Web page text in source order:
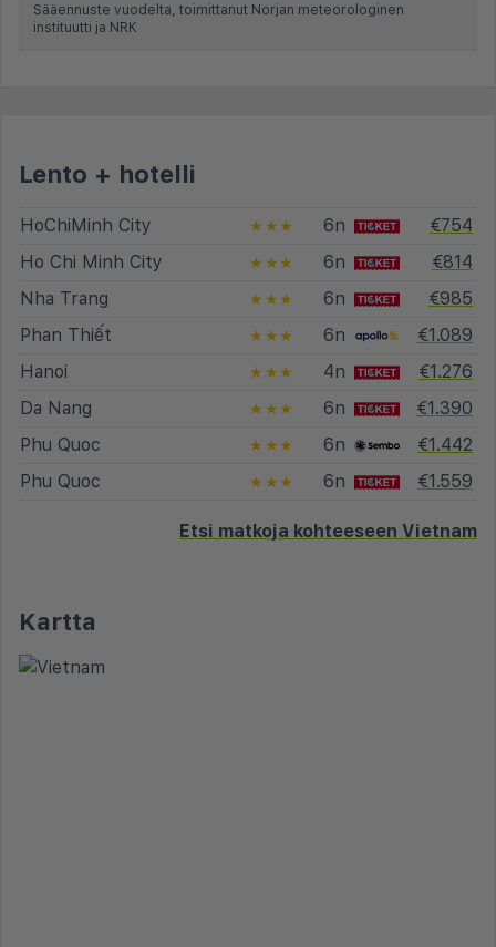
Sääennuste vuodelta, toimittanut Norjan meteorologinen
instituutti ja NRK
Lento + hotelli
HoChiMinh City ★★★ 6n
€754
Ho Chi Minh City
★★★ 6n
€814
Nha Trang
★★★ 6n
€985
Phan Thiết
★★★ 6n
€1.089
Hanoi
★★★ 4n
€1.276
Da Nang
★★★ 6n
€1.390
Phu Quoc
★★★ 6n
€1.442
Phu Quoc
★★★ 6n €1.559
Etsi matkoja kohteeseen Vietnam
Kartta